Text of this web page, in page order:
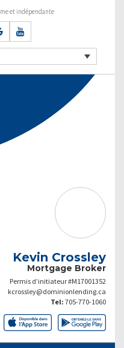
et indépendante
Kevin Crossley
Mortgage Broker
Permis d’initiateur #M17001352
kcrossley@dominionlending.ca
Tel: 705-770-1060